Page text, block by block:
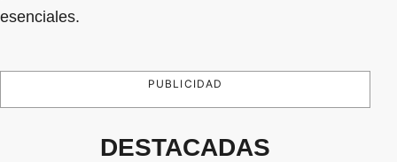
esenciales.
PUBLICIDAD
DESTACADAS